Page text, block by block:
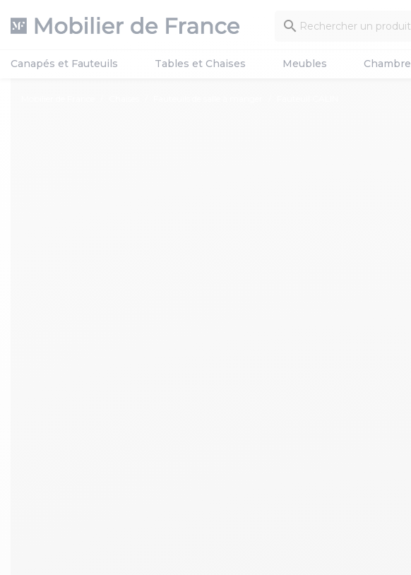

Canapés et Fauteuils Tables et Chaises Meubles Chambre